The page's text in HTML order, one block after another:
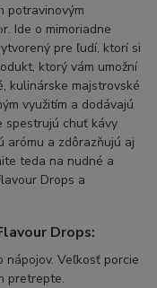
potravinovým
Ide o mimoriadne
pre ľudí, ktorí si
ktorý vám umožní
kulinárske majstrovské
využitím a dodávajú
spestrujú chuť kávy
arómu a zdôrazňujú aj
teda na nudné a
Drops a
Drops:
nápojov. Veľkosť porcie
pretrepte.